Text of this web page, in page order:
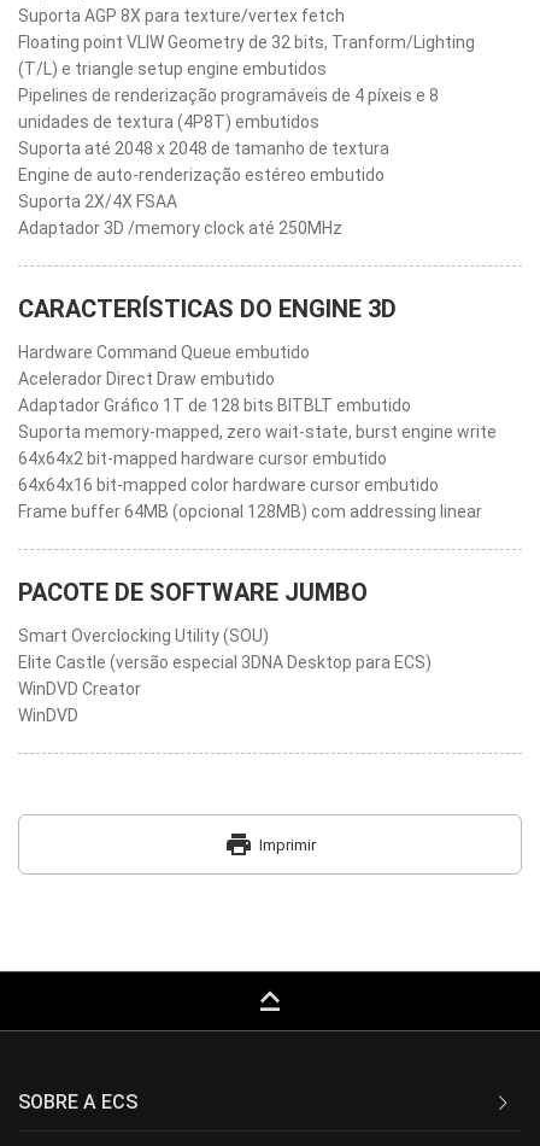
Suporta AGP 8X para texture/vertex fetch
Floating point VLIW Geometry de 32 bits, Tranform/Lighting
(T/L) e triangle setup engine embutidos
Pipelines de renderização programáveis de 4 píxeis e 8
unidades de textura (4P8T) embutidos
Suporta até 2048 x 2048 de tamanho de textura
Engine de auto-renderização estéreo embutido
Suporta 2X/4X FSAA
Adaptador 3D /memory clock até 250MHz
CARACTERÍSTICAS DO ENGINE 3D
Hardware Command Queue embutido
Acelerador Direct Draw embutido
Adaptador Gráfico 1T de 128 bits BITBLT embutido
Suporta memory-mapped, zero wait-state, burst engine write
64x64x2 bit-mapped hardware cursor embutido
64x64x16 bit-mapped color hardware cursor embutido
Frame buffer 64MB (opcional 128MB) com addressing linear
PACOTE DE SOFTWARE JUMBO
Smart Overclocking Utility (SOU)
Elite Castle (versão especial 3DNA Desktop para ECS)
WinDVD Creator
WinDVD
print Imprimir
keyboard_capslock
SOBRE A ECS